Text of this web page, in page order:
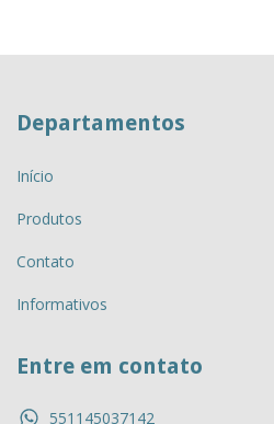
Departamentos
Início
Produtos
Contato
Informativos
Entre em contato
551145037142